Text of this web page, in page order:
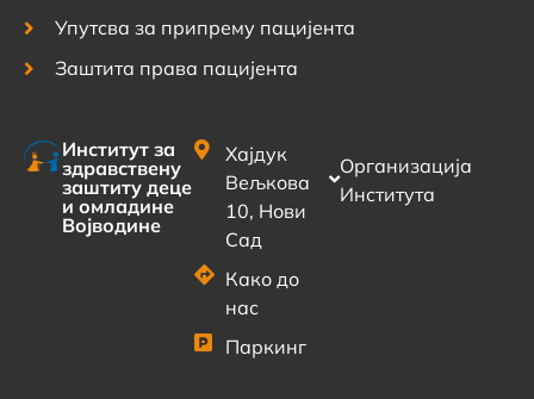
Институт за
здравствену
заштиту деце
и омладине
Војводине
Хајдук
Вељкова
10, Нови
Сад
Како до
нас
Паркинг
Организација
Института
Упутсва за припрему пацијента
Заштита права пацијента